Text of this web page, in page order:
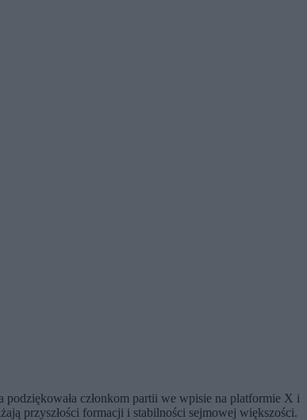
członkom partii we wpisie na platformie X i
przyszłości formacji i stabilności sejmowej większości.